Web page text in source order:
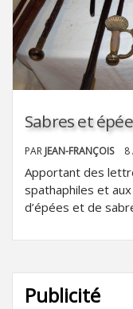
Sabres et
PAR JEAN-FRANÇOIS 8
Apportant des
spathaphiles et
d’épées et de
Publicité